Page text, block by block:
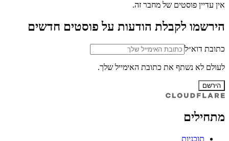
אין עדיין פוסטים של מחבר זה.
הירשמו לקבלת הודעות על פוסטים חדשים
כתובת דוא״ל
לעולם לא נשתף את כתובת האימייל שלך.
הירשם
מתחילים
תוכניות